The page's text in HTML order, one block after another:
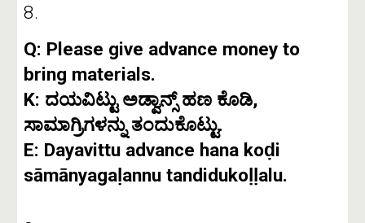
8.
Q: Please give advance money to
bring materials.
K: ದಯವಿಟ್ಟು ಅಡ್ವಾನ್ಸ್ ಹಣ ಕೊಡಿ,
ಸಾಮಾಗ್ರಿಗಳನ್ನು ತಂದುಕೊಟ್ಟು.
E: Dayavittu advance hana koḍi
sāmānyagaḷannu tandidukoḷḷalu.